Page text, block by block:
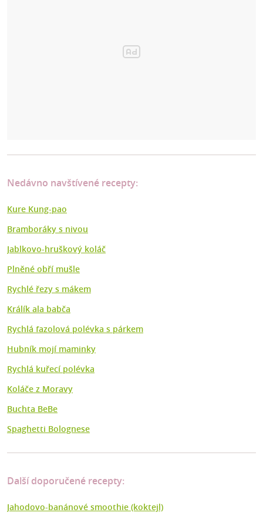
Nedávno navštívené recepty:
Kure Kung-pao
Bramboráky s nivou
Jablkovo-hruškový koláč
Plněné obří mušle
Rychlé řezy s mákem
Králík ala babča
Rychlá fazolová polévka s párkem
Hubník mojí maminky
Rychlá kuřecí polévka
Koláče z Moravy
Buchta BeBe
Spaghetti Bolognese
Další doporučené recepty:
Jahodovo-banánové smoothie (koktejl)